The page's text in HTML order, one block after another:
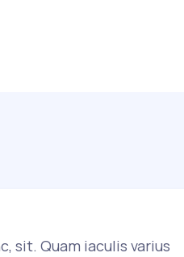
sit. Quam iaculis varius